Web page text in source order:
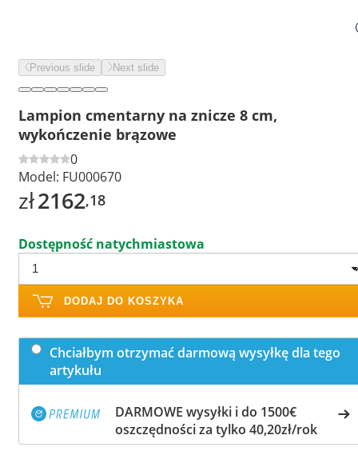
Previous slide Next slide
Lampion cmentarny na znicze 8 cm,
wykończenie brązowe
0
Model: FU000670
zł2162,18
Dostępność natychmiastowa
DODAJ DO KOSZYKA
Chciałbym otrzymać darmową wysyłkę dla tego
artykułu
DARMOWE wysyłki i do 1500€
oszczędności za tylko 40,20zł/rok